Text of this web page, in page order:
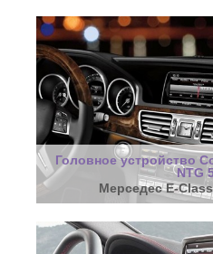
Головное устройство
NTG
Мерседес E-